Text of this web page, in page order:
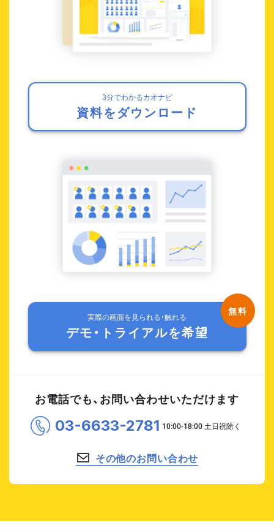
3分でわかるカオナビ
資料をダウンロード
実際の画面を見られる・触れる
デモ・トライアルを希望
お電話でも、お問い合わせいただけます
03-6633-2781
その他のお問い合わせ